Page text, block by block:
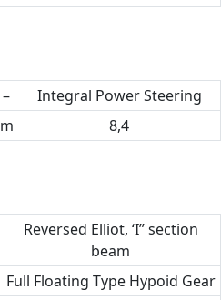
–
Integral Power Steering
m 8,4
Reversed Elliot, ‘I” section
beam
Full Floating Type Hypoid Gear